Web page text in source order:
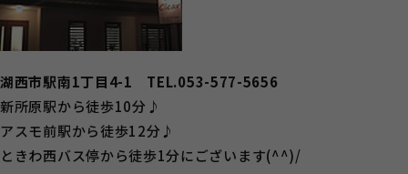
湖西市駅南1丁目4-1 TEL.053-577-5656
新所原駅から徒歩10分♪
アスモ前駅から徒歩12分♪
ときわ西バス停から徒歩1分にございます(^^)/